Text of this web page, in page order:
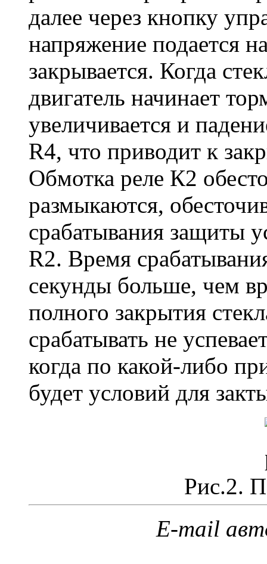
далее через кнопку
напряжение подается
закрывается. Когда
двигатель начинает
увеличивается и
R4, что приводит к
Обмотка реле К2
размыкаются,
срабатывания защиты
R2. Время
секунды больше, чем
полного закрытия
срабатывать не
когда по какой-либо
будет условий для
Рис.2.
E-mail